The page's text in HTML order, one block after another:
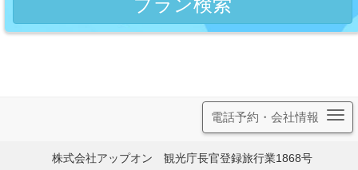
電話予約・会社情報
株式会社アップオン 観光庁長官登録旅行業1868号